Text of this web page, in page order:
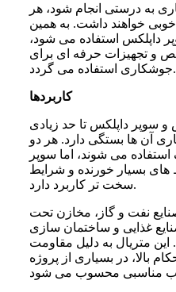
به درستی انجام شود، هر
خواهند داشت. به همین
داپلکس استفاده می شود،
و تجهیزات حرفه ای برای
جوشکاری استفاده می گردد.
کاربردها
و سوپر داپلکس تا حد زیادی
آن ها بستگی دارد. هر دو
می شوند، اما سوپر
های بسیار خورنده و شرایط
سخت تر کاربرد دارد.
نفت و گاز، مخازن تحت
غذایی و ساختمان سازی
این متریال به دلیل مقاومت
بالا، در بسیاری از پروژه